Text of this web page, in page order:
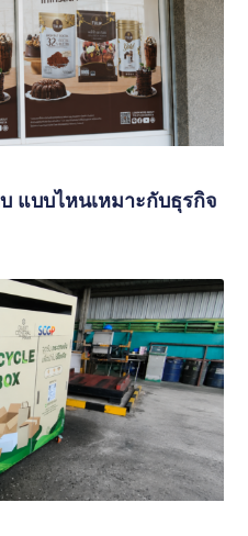
แบบไหนเหมาะกับธุรกิจ